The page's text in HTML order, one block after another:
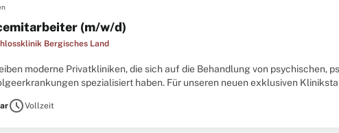
(m/w/d)
Bergisches Land
moderne Privatkliniken, die sich auf die Behandlung von psychischen,
spezialisiert haben. Für unseren neuen exklusiven
scheduleVollzeit